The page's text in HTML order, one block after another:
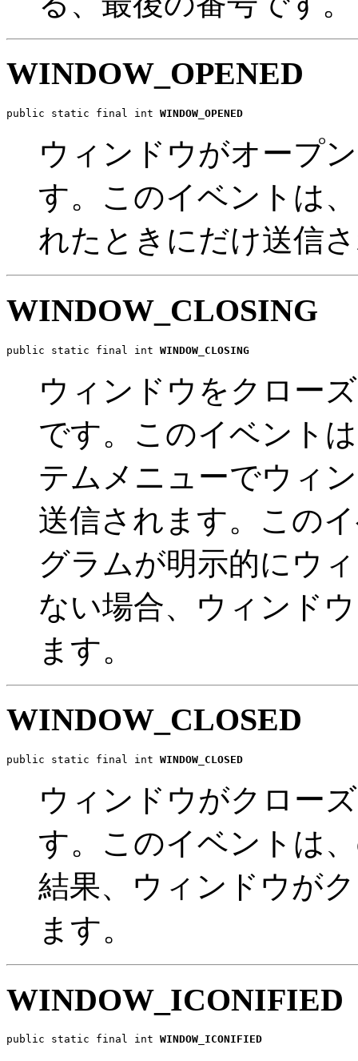
WINDOW_OPENED
public static final int WINDOW_OPENED
ウィンドウがオープ
す。このイベントは
れたときにだけ送信
WINDOW_CLOSING
public static final int WINDOW_CLOSING
ウィンドウをクロー
です。このイベント
テムメニューでウィ
送信されます。この
グラムが明示的にウ
ない場合、ウィンド
ます。
WINDOW_CLOSED
public static final int WINDOW_CLOSED
ウィンドウがクロー
す。このイベントは
結果、ウィンドウが
ます。
WINDOW_ICONIFIED
public static final int WINDOW_ICONIFIED